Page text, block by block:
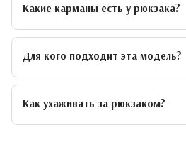
Какие карманы есть у рюкзака?
Для кого подходит эта модель?
Как ухаживать за рюкзаком?